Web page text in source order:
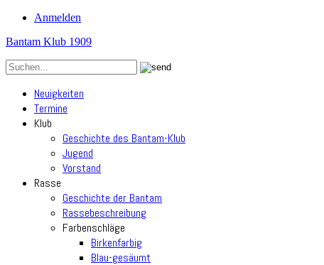
Anmelden
Bantam Klub 1909
Neuigkeiten
Termine
Klub
Geschichte des Bantam-Klub
Jugend
Vorstand
Rasse
Geschichte der Bantam
Rassebeschreibung
Farbenschläge
Birkenfarbig
Blau-gesäumt